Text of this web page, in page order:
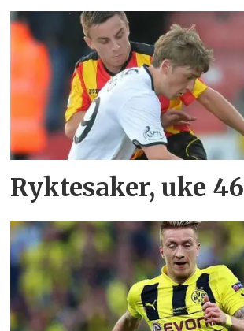
Ryktesaker, uke 46